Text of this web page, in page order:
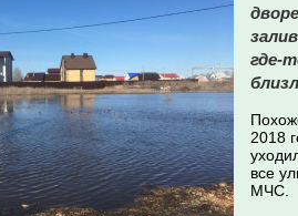
где-
2018
все
МЧС.